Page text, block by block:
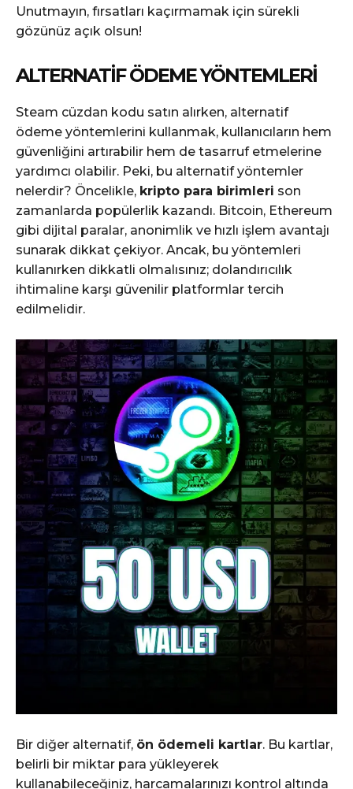
Unutmayın, fırsatları kaçırmamak için sürekli
gözünüz açık olsun!
ALTERNATIF ÖDEME YÖNTEMLERI
Steam cüzdan kodu satın alırken, alternatif
ödeme yöntemlerini kullanmak, kullanıcıların hem
güvenliğini artırabilir hem de tasarruf etmelerine
yardımcı olabilir. Peki, bu alternatif yöntemler
nelerdir? Öncelikle, kripto para birimleri son
zamanlarda popülerlik kazandı. Bitcoin, Ethereum
gibi dijital paralar, anonimlik ve hızlı işlem avantajı
sunarak dikkat çekiyor. Ancak, bu yöntemleri
kullanırken dikkatli olmalısınız; dolandırıcılık
ihtimaline karşı güvenilir platformlar tercih
edilmelidir.
Bir diğer alternatif, ön ödemeli kartlar. Bu kartlar,
belirli bir miktar para yükleyerek
kullanabileceğiniz, harcamalarınızı kontrol altında